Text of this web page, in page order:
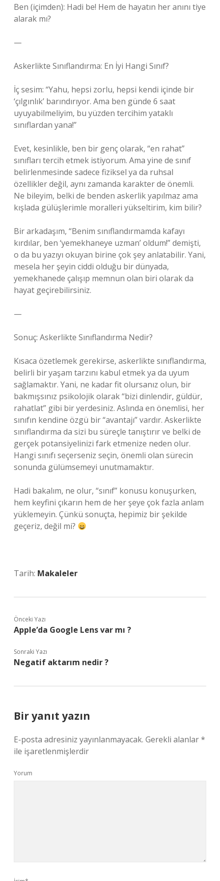
Ben (içimden): Hadi be! Hem de hayatın her anını tiye
alarak mı?
—
Askerlikte Sınıflandırma: En İyi Hangi Sınıf?
İç sesim: “Yahu, hepsi zorlu, hepsi kendi içinde bir
‘çılgınlık’ barındırıyor. Ama ben günde 6 saat
uyuyabilmeliyim, bu yüzden tercihim yataklı
sınıflardan yana!”
Evet, kesinlikle, ben bir genç olarak, “en rahat”
sınıfları tercih etmek istiyorum. Ama yine de sınıf
belirlenmesinde sadece fiziksel ya da ruhsal
özellikler değil, aynı zamanda karakter de önemli.
Ne bileyim, belki de benden askerlik yapılmaz ama
kışlada gülüşlerimle moralleri yükseltirim, kim bilir?
Bir arkadaşım, “Benim sınıflandırmamda kafayı
kırdılar, ben ‘yemekhaneye uzman’ oldum!” demişti,
o da bu yazıyı okuyan birine çok şey anlatabilir. Yani,
mesela her şeyin ciddi olduğu bir dünyada,
yemekhanede çalışıp memnun olan biri olarak da
hayat geçirebilirsiniz.
—
Sonuç: Askerlikte Sınıflandırma Nedir?
Kısaca özetlemek gerekirse, askerlikte sınıflandırma,
belirli bir yaşam tarzını kabul etmek ya da uyum
sağlamaktır. Yani, ne kadar fit olursanız olun, bir
bakmışsınız psikolojik olarak “bizi dinlendir, güldür,
rahatlat” gibi bir yerdesiniz. Aslında en önemlisi, her
sınıfın kendine özgü bir “avantajı” vardır. Askerlikte
sınıflandırma da sizi bu süreçle tanıştırır ve belki de
gerçek potansiyelinizi fark etmenize neden olur.
Hangi sınıfı seçerseniz seçin, önemli olan sürecin
sonunda gülümsemeyi unutmamaktır.
Hadi bakalım, ne olur, “sınıf” konusu konuşurken,
hem keyfini çıkarın hem de her şeye çok fazla anlam
yüklemeyin. Çünkü sonuçta, hepimiz bir şekilde
geçeriz, değil mi?
Tarih: Makaleler
Önceki Yazı
Apple’da Google Lens var mı ?
Sonraki Yazı
Negatif aktarım nedir ?
Bir yanıt yazın
E-posta adresiniz yayınlanmayacak. Gerekli alanlar*
ile işaretlenmişlerdir
Yorum